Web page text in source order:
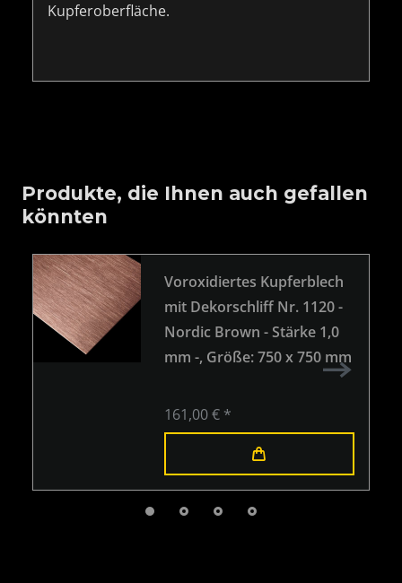
Kupferoberfläche.
Produkte, die Ihnen auch gefallen
könnten
Voroxidiertes Kupferblech
mit Dekorschliff Nr. 1120 -
Nordic Brown - Stärke 1,0
mm -, Größe: 750 x 750 mm
161,00 € *